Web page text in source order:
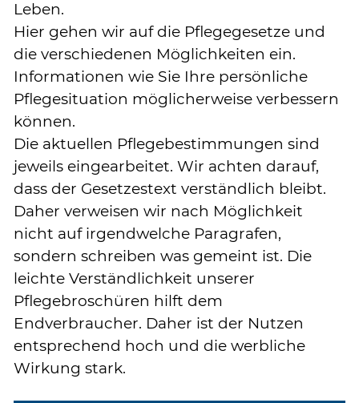
Leben.
Hier gehen wir auf die Pflegegesetze und
die verschiedenen Möglichkeiten ein.
Informationen wie Sie Ihre persönliche
Pflegesituation möglicherweise verbessern
können.
Die aktuellen Pflegebestimmungen sind
jeweils eingearbeitet. Wir achten darauf,
dass der Gesetzestext verständlich bleibt.
Daher verweisen wir nach Möglichkeit
nicht auf irgendwelche Paragrafen,
sondern schreiben was gemeint ist. Die
leichte Verständlichkeit unserer
Pflegebroschüren hilft dem
Endverbraucher. Daher ist der Nutzen
entsprechend hoch und die werbliche
Wirkung stark.